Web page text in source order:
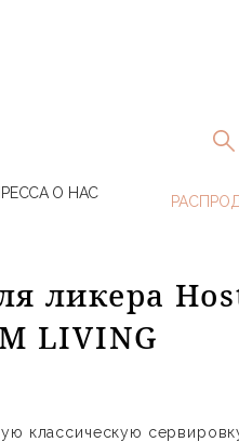
О НАС
ликера
LIVING
классическую